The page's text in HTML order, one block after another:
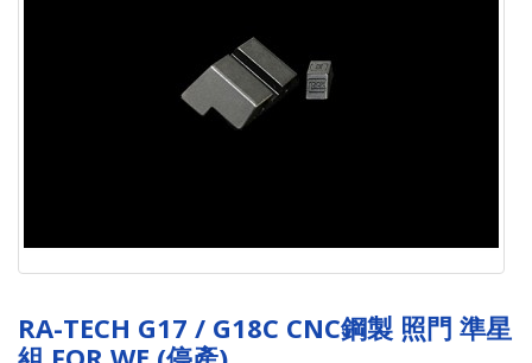
RA-TECH G17 / G18C CNC鋼製 照門 準星